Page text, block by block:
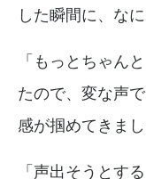
した瞬間に、な
「もっとちゃん
たので、変な声
感が掴めてきまし
「声出そうとす